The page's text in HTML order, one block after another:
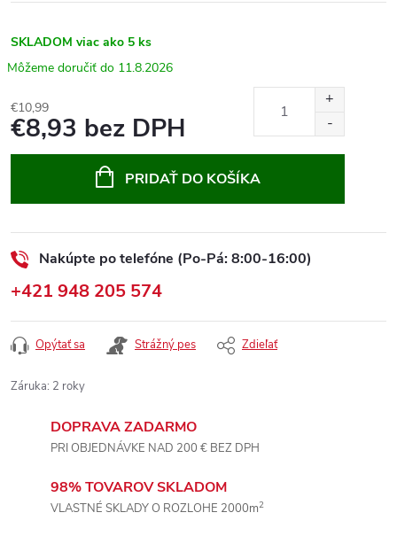
SKLADOM viac ako 5 ks
11.8.2026
€10,99
€8,93 bez DPH
PRIDAŤ DO KOŠÍKA
Nakúpte po telefóne (Po-Pá: 8:00-16:00)
+421 948 205 574
Opýtať sa Strážný pes Zdieľať
Záruka: 2 roky
DOPRAVA ZADARMO
PRI OBJEDNÁVKE NAD 200 € BEZ DPH
98% TOVAROV SKLADOM
VLASTNÉ SKLADY O ROZLOHE 2000m2